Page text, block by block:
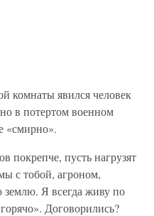
комнаты явился человек
в потертом военном
«смирно».
пусть нагрузят
с тобой, агроном,
Я всегда живу по
Договорились?